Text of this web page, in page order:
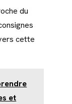
du
cette
et